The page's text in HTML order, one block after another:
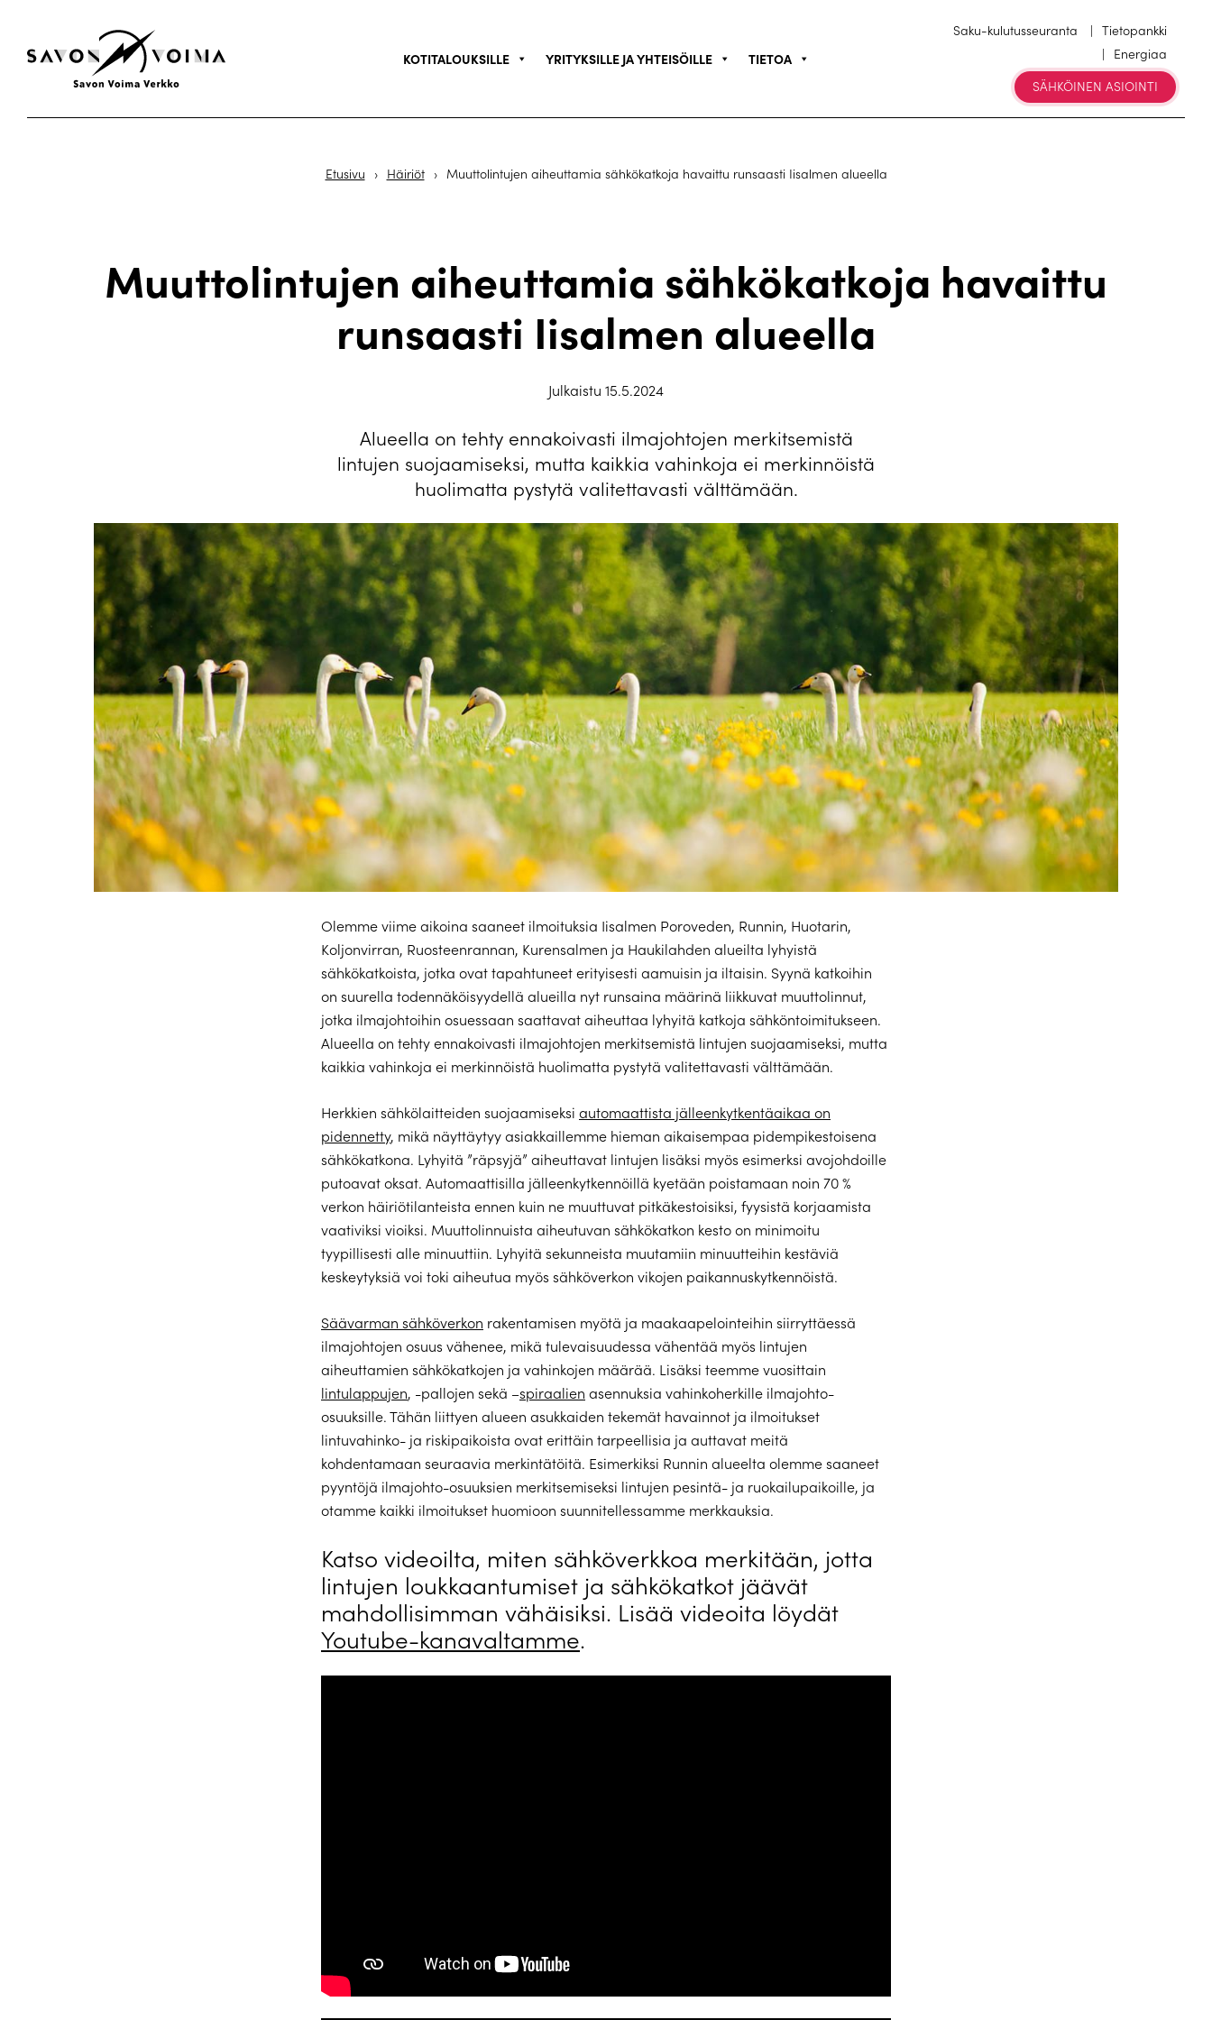
KOTITALOUKSILLE YRITYKSILLE JA YHTEISÖILLE TIETOA
Saku-kulutusseuranta
Tietopankki
Energiaa
SÄHKÖINEN ASIOINTI
Etusivu › Häiriöt › Muuttolintujen aiheuttamia sähkökatkoja havaittu runsaasti Iisalmen alueella
Muuttolintujen aiheuttamia sähkökatkoja havaittu
runsaasti Iisalmen alueella
Julkaistu 15.5.2024
Alueella on tehty ennakoivasti ilmajohtojen merkitsemistä
lintujen suojaamiseksi, mutta kaikkia vahinkoja ei merkinnöistä
huolimatta pystytä valitettavasti välttämään.
Olemme viime aikoina saaneet ilmoituksia Iisalmen Poroveden, Runnin, Huotarin,
Koljonvirran, Ruosteenrannan, Kurensalmen ja Haukilahden alueilta lyhyistä
sähkökatkoista, jotka ovat tapahtuneet erityisesti aamuisin ja iltaisin. Syynä katkoihin
on suurella todennäköisyydellä alueilla nyt runsaina määrinä liikkuvat muuttolinnut,
jotka ilmajohtoihin osuessaan saattavat aiheuttaa lyhyitä katkoja sähköntoimitukseen.
Alueella on tehty ennakoivasti ilmajohtojen merkitsemistä lintujen suojaamiseksi, mutta
kaikkia vahinkoja ei merkinnöistä huolimatta pystytä valitettavasti välttämään.
Herkkien sähkölaitteiden suojaamiseksi automaattista jälleenkytkentäaikaa on
pidennetty, mikä näyttäytyy asiakkaillemme hieman aikaisempaa pidempikestoisena
sähkökatkona. Lyhyitä ”räpsyjä” aiheuttavat lintujen lisäksi myös esimerksi avojohdoille
putoavat oksat. Automaattisilla jälleenkytkennöillä kyetään poistamaan noin 70 %
verkon häiriötilanteista ennen kuin ne muuttuvat pitkäkestoisiksi, fyysistä korjaamista
vaativiksi vioiksi. Muuttolinnuista aiheutuvan sähkökatkon kesto on minimoitu
tyypillisesti alle minuuttiin. Lyhyitä sekunneista muutamiin minuutteihin kestäviä
keskeytyksiä voi toki aiheutua myös sähköverkon vikojen paikannuskytkennöistä.
Säävarman sähköverkon rakentamisen myötä ja maakaapelointeihin siirryttäessä
ilmajohtojen osuus vähenee, mikä tulevaisuudessa vähentää myös lintujen
aiheuttamien sähkökatkojen ja vahinkojen määrää. Lisäksi teemme vuosittain
lintulappujen, -pallojen sekä –spiraalien asennuksia vahinkoherkille ilmajohto-
osuuksille. Tähän liittyen alueen asukkaiden tekemät havainnot ja ilmoitukset
lintuvahinko- ja riskipaikoista ovat erittäin tarpeellisia ja auttavat meitä
kohdentamaan seuraavia merkintätöitä. Esimerkiksi Runnin alueelta olemme saaneet
pyyntöjä ilmajohto-osuuksien merkitsemiseksi lintujen pesintä- ja ruokailupaikoille, ja
otamme kaikki ilmoitukset huomioon suunnitellessamme merkkauksia.
Katso videoilta, miten sähköverkkoa merkitään, jotta
lintujen loukkaantumiset ja sähkökatkot jäävät
mahdollisimman vähäisiksi. Lisää videoita löydät
Youtube-kanavaltamme.